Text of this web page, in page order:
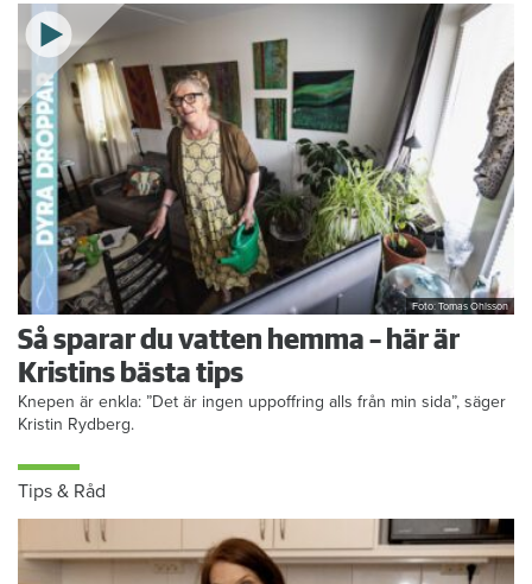
Foto: Tomas Ohlsson
Så sparar du vatten hemma – här är
Kristins bästa tips
Knepen är enkla: ”Det är ingen uppoffring alls från min sida”, säger
Kristin Rydberg.
Tips & Råd